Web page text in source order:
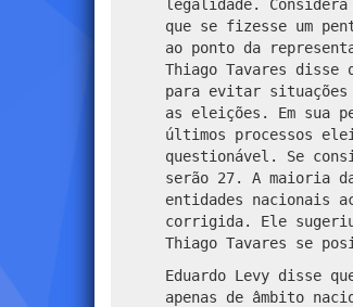
legalidade.
que se fizesse um
ao ponto da
Thiago Tavares disse
para evitar situações
as eleições. Em sua
últimos processos
questionável. Se
serão 27. A maioria
entidades nacionais
corrigida. Ele sugeriu
Thiago Tavares se
Eduardo Levy disse
apenas de âmbito